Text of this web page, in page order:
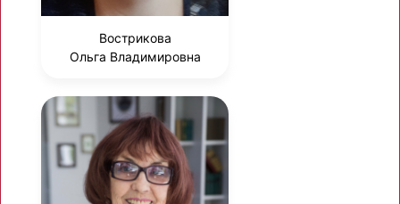
Вострикова
Ольга Владимировна